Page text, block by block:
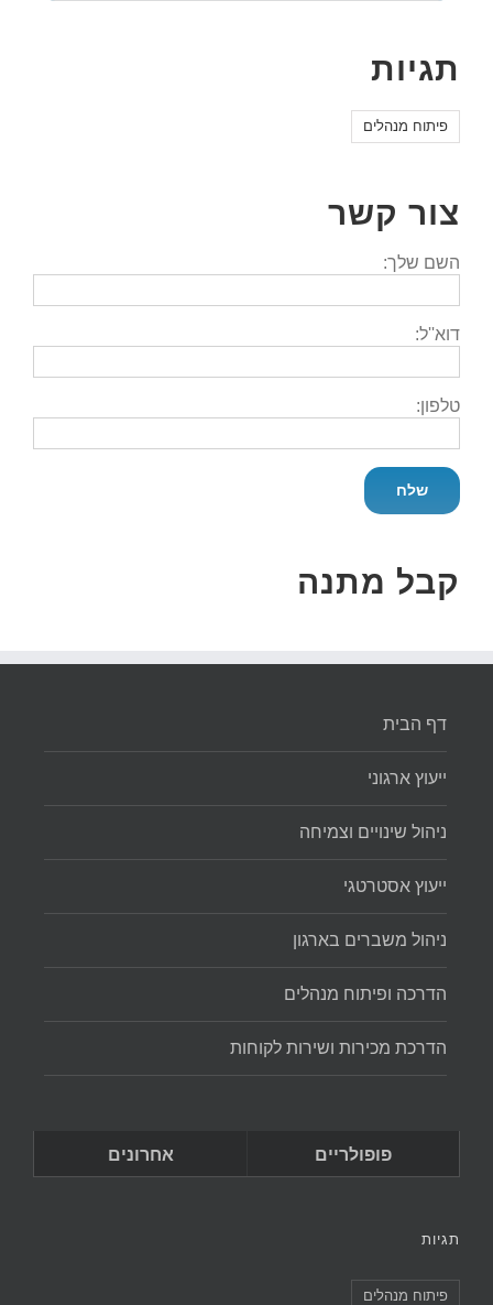
תגיות
פיתוח מנהלים
צור קשר
השם שלך:
דוא''ל:
טלפון:
קבל מתנה
דף הבית
ייעוץ ארגוני
ניהול שינויים וצמיחה
ייעוץ אסטרטגי
ניהול משברים בארגון
הדרכה ופיתוח מנהלים
הדרכת מכירות ושירות לקוחות
פופולריים אחרונים
תגיות
פיתוח מנהלים